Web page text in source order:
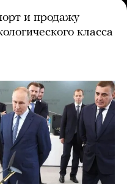
и продажу
класса